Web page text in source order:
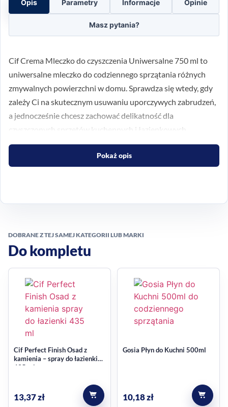
Opis Parametry Informacje Opinie
Masz pytania?
Cif Crema Mleczko do czyszczenia Uniwersalne 750 ml to
uniwersalne mleczko do codziennego sprzątania różnych
zmywalnych powierzchni w domu. Sprawdza się wtedy, gdy
zależy Ci na skutecznym usuwaniu uporczywych zabrudzeń,
a jednocześnie chcesz zachować delikatność dla
czyszczonych sprzętów kuchennych i łazienkowych.
Preparat został stworzony do wygodnego, codziennego
użycia. Dzięki aktywnym mikrogranulkom pomaga usuwać
kuchni, łazienki oraz innych miejsc, w których regularnie
Skuteczność w codziennym
sprzątaniu
To mleczko warto rozważyć, gdy potrzebujesz jednego
produktu do wielu zadań w domu. Uniwersalny charakter
ułatwia porządkowanie różnych powierzchni, a konsystencja
mleczka pomaga w wygodnej aplikacji na czyszczonym
Aktywne mikrogranulki i
delikatne czyszczenie
Pokaż opis
DOBRANE Z TEJ SAMEJ KATEGORII LUB MARKI
Do kompletu
Cif Perfect Finish Osad z
kamienia – spray do łazienki
435 ml
13,37zł
Gosia Płyn do Kuchni 500ml
10,18zł